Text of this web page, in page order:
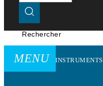
Rechercher
MENU INSTRUMENTS